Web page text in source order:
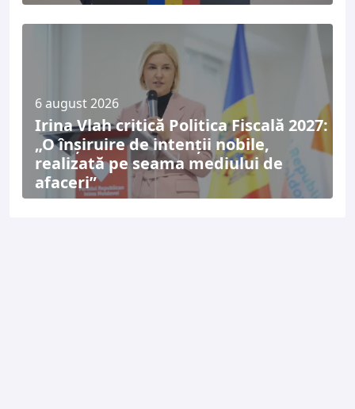
6 august 2026
Irina Vlah critică Politica Fiscală 2027:
„O înșiruire de intenții nobile,
realizată pe seama mediului de
afaceri”